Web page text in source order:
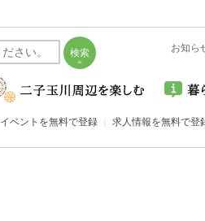
お知ら
イベントを無料で登録 求人情報を無料で登